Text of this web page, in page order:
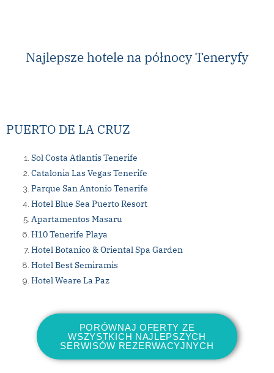
Najlepsze hotele na północy Teneryfy
PUERTO DE LA CRUZ
Sol Costa Atlantis Tenerife
Catalonia Las Vegas Tenerife
Parque San Antonio Tenerife
Hotel Blue Sea Puerto Resort
Apartamentos Masaru
H10 Tenerife Playa
Hotel Botanico & Oriental Spa Garden
Hotel Best Semiramis
Hotel Weare La Paz
PORÓWNAJ OFERTY ZE
WSZYSTKICH NAJLEPSZYCH
SERWISÓW REZERWACYJNYCH